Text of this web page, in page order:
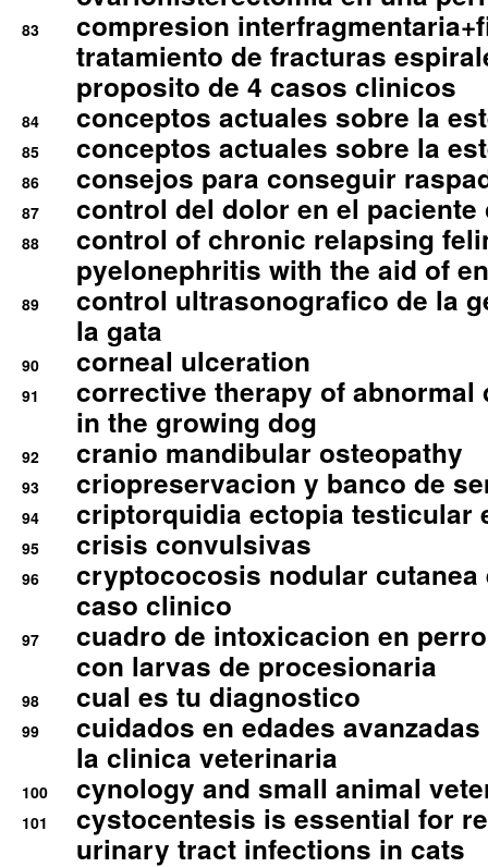
83
compresion
tratamiento de fracturas
proposito de 4 casos clinicos
84 conceptos actuales sobre la
85 conceptos actuales sobre la
86 consejos para conseguir
87 control del dolor en el
88
control of chronic relapsing
pyelonephritis with the aid of
89
control ultrasonografico de la
la gata
90 corneal ulceration
91
corrective therapy of abnormal
in the growing dog
92 cranio mandibular osteopathy
93 criopreservacion y banco de
94 criptorquidia ectopia testicular
95 crisis convulsivas
96
cryptococosis nodular cutanea
caso clinico
97
cuadro de intoxicacion en
con larvas de procesionaria
98 cual es tu diagnostico
99
cuidados en edades
la clinica veterinaria
100 cynology and small animal
101
cystocentesis is essential for
urinary tract infections in cats